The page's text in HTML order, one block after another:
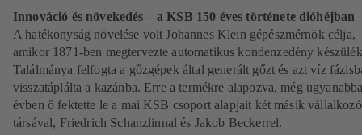
Innováció és növekedés – a KSB 150 éves története dióhéjban
A hatékonyság növelése volt Johannes Klein gépészmérnök célja,
amikor 1871-ben megtervezte automatikus kondenzedény
Találmánya felfogta a gőzgépek által generált gőzt és azt víz
visszatáplálta a kazánba. Erre a termékre alapozva, még
évben ő fektette le a mai KSB csoport alapjait két másik vállalkozó
társával, Friedrich Schanzlinnal és Jakob Beckerrel.